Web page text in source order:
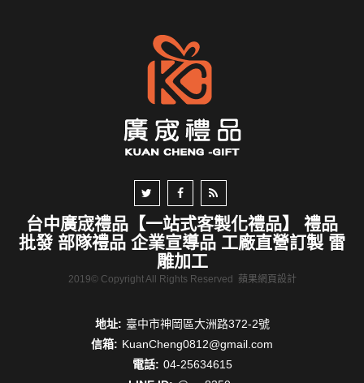
台中廣宬禮品【一站式客製化禮品】 禮品
批發 部隊禮品 企業宣導品 工廠直營訂製 雷
雕加工
2019© Copyright All Rights Reserved 蘋果網頁設計
地址: 臺中市神岡區大洲路372-2號
信箱: KuanCheng0812@gmail.com
電話: 04-25634615